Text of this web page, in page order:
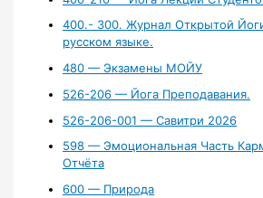
400.- 300. Журнал Открытой
русском языке.
480 — Экзамены МОЙУ
526-206 — Йога Преподавания.
526-206-001 — Савитри 2026
598 — Эмоциональная Часть
Отчёта
600 — Природа